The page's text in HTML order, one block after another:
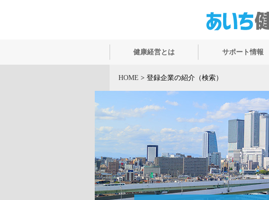
健康経営とは サポート情報
HOME > 登録企業の紹介（検索）